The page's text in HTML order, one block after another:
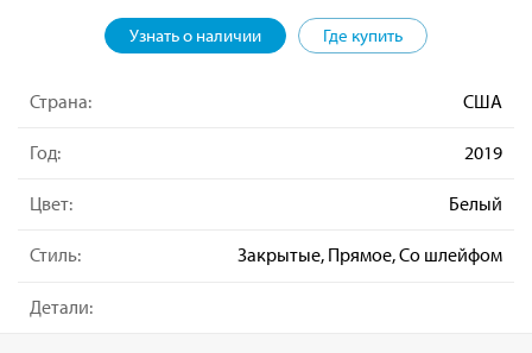
Узнать о наличии Где купить
Страна: США
Год: 2019
Цвет: Белый
Стиль: Закрытые, Прямое, Со шлейфом
Детали: